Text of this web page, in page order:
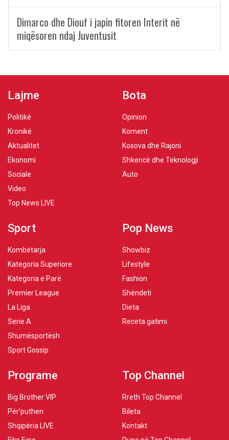
Dimarco dhe Diouf i japin fitoren Interit në
miqësoren ndaj Juventusit
Lajme
Politikë
Kronikë
Aktualitet
Ekonomi
Sociale
Video
Top News LIVE
Bota
Opinion
Koment
Kosova dhe Rajoni
Shkencë dhe Teknologji
Auto
Sport
Kombëtarja
Kategoria Superiore
Kategoria e Parë
Premier League
La Liga
Serie A
Shumësportësh
Sport Gossip
Pop News
Showbiz
Lifestyle
Fashion
Shëndeti
Dieta
Receta gatimi
Programe
Big Brother VIP
Për’puthen
Shqipëria LIVE
Top Channel
Rreth Top Channel
Bileta
Kontakt